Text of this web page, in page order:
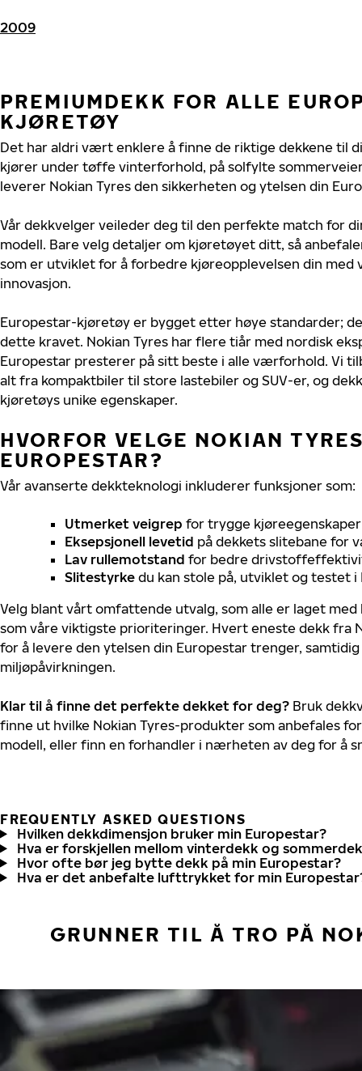
2009
PREMIUMDEKK FOR ALLE
KJØRETØY
Det har aldri vært enklere å finne de riktige dekkene til
kjører under tøffe vinterforhold, på solfylte
leverer Nokian Tyres den sikkerheten og ytelsen din
Vår dekkvelger veileder deg til den perfekte match for
modell. Bare velg detaljer om kjøretøyet ditt, så
som er utviklet for å forbedre kjøreopplevelsen din med
innovasjon.
Europestar-kjøretøy er bygget etter høye standarder;
dette kravet. Nokian Tyres har flere tiår med nordisk
Europestar presterer på sitt beste i alle værforhold. Vi
alt fra kompaktbiler til store lastebiler og SUV-er, og
kjøretøys unike egenskaper.
HVORFOR VELGE NOKIAN
EUROPESTAR?
Vår avanserte dekkteknologi inkluderer funksjoner som:
Utmerket veigrep for trygge
Eksepsjonell levetid på dekkets slitebane for
Lav rullemotstand for bedre
Slitestyrke du kan stole på, utviklet og testet i
Velg blant vårt omfattende utvalg, som alle er laget
som våre viktigste prioriteringer. Hvert eneste dekk fra
for å levere den ytelsen din Europestar trenger,
miljøpåvirkningen.
Klar til å finne det perfekte dekket for deg? Bruk
finne ut hvilke Nokian Tyres-produkter som anbefales
modell, eller finn en forhandler i nærheten av deg for å
FREQUENTLY ASKED QUESTIONS
Hvilken dekkdimensjon bruker min Europestar?
Hva er forskjellen mellom vinterdekk og
Hvor ofte bør jeg bytte dekk på min Europestar?
Hva er det anbefalte lufttrykket for min
GRUNNER TIL Å TRO PÅ